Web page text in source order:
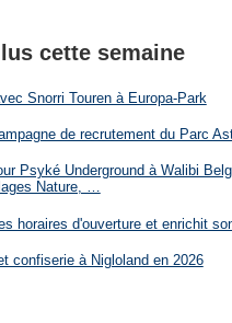
cette semaine
Snorri Touren à Europa-Park
de recrutement du Parc
Psyké Underground à Walibi
Nature, …
horaires d'ouverture et enrichit
confiserie à Nigloland en 2026